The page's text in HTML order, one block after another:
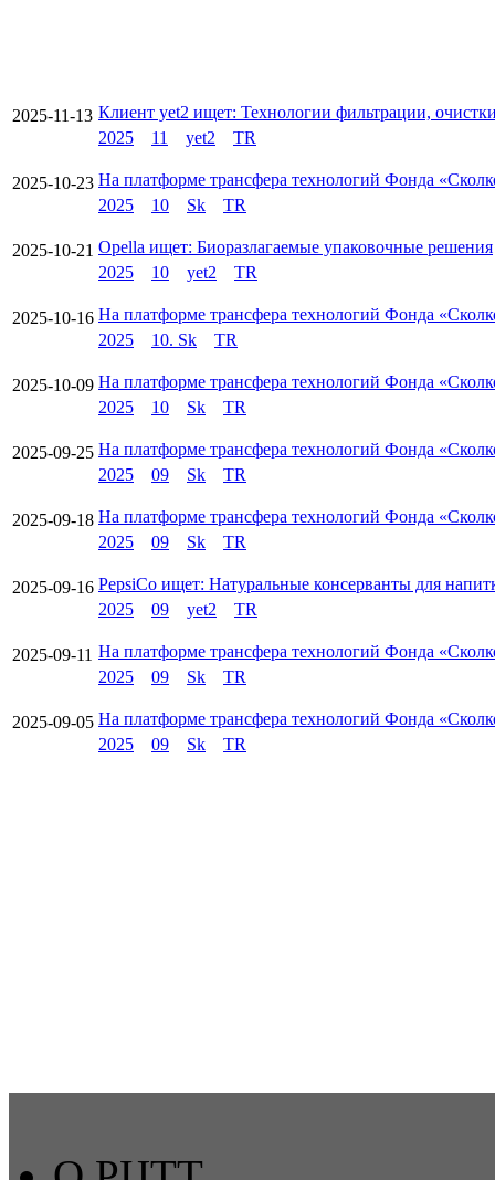
2025-11-13 Клиент yet2 ищет: Технологии фильтрации,
2025
11 yet2 TR
2025-10-23 На платформе трансфера технологий Фонда
2025
10 Sk TR
2025-10-21 Opella ищет: Биоразлагаемые упаковочные решения
2025
10 yet2 TR
2025-10-16 На платформе трансфера технологий Фонда
2025
10. Sk TR
2025-10-09 На платформе трансфера технологий Фонда
2025
10 Sk TR
2025-09-25 На платформе трансфера технологий Фонда
2025
09 Sk TR
2025-09-18 На платформе трансфера технологий Фонда
2025
09 Sk TR
2025-09-16 PepsiCo ищет: Натуральные консерванты для
2025
09 yet2 TR
2025-09-11 На платформе трансфера технологий Фонда
2025
09 Sk TR
2025-09-05 На платформе трансфера технологий Фонда
2025
09 Sk TR